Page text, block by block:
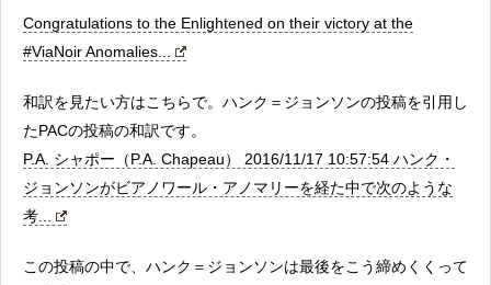
Congratulations to the Enlightened on their victory at the
#ViaNoir Anomalies...
和訳を見たい方はこちらで。ハンク＝ジョンソンの投稿を引用し
たPACの投稿の和訳です。
P.A. シャポー（P.A. Chapeau） 2016/11/17 10:57:54 ハンク・
ジョンソンがビアノワール・アノマリーを経た中で次のような
考...
この投稿の中で、ハンク＝ジョンソンは最後をこう締めくくって